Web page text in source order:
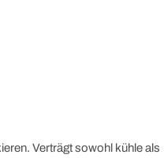
Verträgt sowohl kühle als